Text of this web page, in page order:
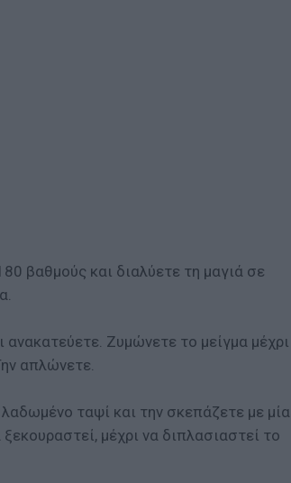
βαθμούς και διαλύετε τη μαγιά σε
ανακατεύετε. Ζυμώνετε το μείγμα μέχρι
απλώνετε.
ταψί και την σκεπάζετε με μία
μέχρι να διπλασιαστεί το